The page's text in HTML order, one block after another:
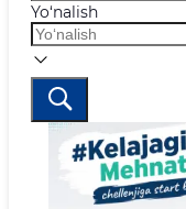
Yo‘nalish